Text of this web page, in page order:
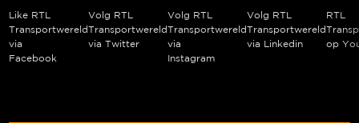
Like RTL
Transportwereld
via
Facebook
Volg RTL
Transportwereld
via Twitter
Volg RTL
Transportwereld
via
Instagram
Volg RTL
Transportwereld
via Linkedin
RTL
op